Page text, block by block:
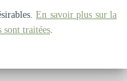
En savoir plus sur la
sont traitées